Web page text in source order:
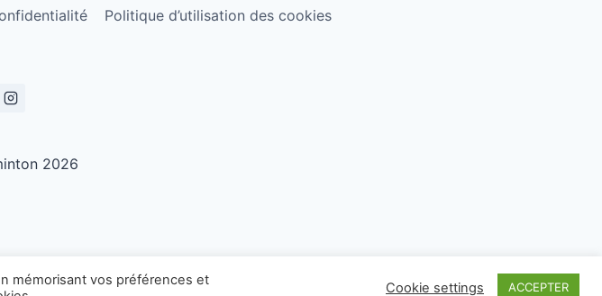
Politique d’utilisation des cookies
2026
mémorisant vos préférences et
Cookie settings ACCEPTER